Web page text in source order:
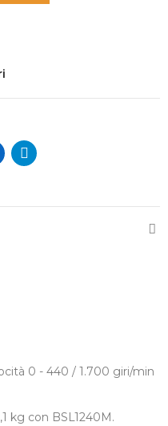
0 - 440 / 1.700 giri/min
kg con BSL1240M.